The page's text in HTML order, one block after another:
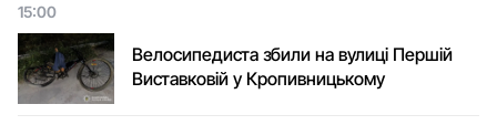
15:00
Велосипедиста збили на вулиці Першій
Виставковій у Кропивницькому